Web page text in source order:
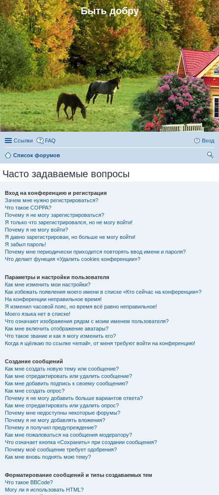
Быть добру
Ссылки FAQ Вход
Список форумов
Часто задаваемые вопросы
Вход на конференцию и регистрация
Зачем мне нужно регистрироваться?
Что такое COPPA?
Почему я не могу зарегистрироваться?
Я только что зарегистрировался, но не могу войти!
Почему я не могу войти?
Я давно зарегистрирован, но больше не могу войти!
Я забыл пароль!
Почему мне периодически приходится повторять ввод имени и пароля?
Что делает функция «Удалить cookies конференции»?
Параметры и настройки пользователя
Как мне изменить мои настройки?
Как избежать появления моего имени в списке «Кто сейчас на конференции»?
На конференции неправильное время!
Я изменил часовой пояс, но время всё равно неправильное!
Моего языка нет в списке!
Что означают изображения рядом с моим именем пользователя?
Как мне включить отображение аватары?
Что такое звание и как я могу изменить его?
Когда я щёлкаю по ссылке «email», от меня требуют войти на конференцию!
Создание сообщений
Как мне создать новую тему или сообщение?
Как мне отредактировать или удалить сообщение?
Как мне добавить подпись к своему сообщению?
Как мне создать опрос?
Почему я не могу добавить больше вариантов ответа?
Как мне отредактировать или удалить опрос?
Почему мне недоступны некоторые форумы?
Почему я не могу добавлять вложения?
Почему я получил предупреждение?
Как мне пожаловаться на сообщения модератору?
Что означает кнопка «Сохранить» при создании сообщения?
Почему моё сообщение требует одобрения?
Как мне вновь поднять мою тему?
Форматирование сообщений и типы создаваемых тем
Что такое BBCode?
Могу ли я использовать HTML?